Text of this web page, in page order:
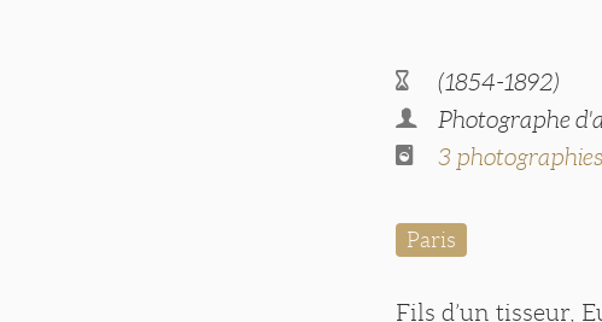
(1854-1892)
Photographe
3 photographies
Paris
Fils d’un tisseur,